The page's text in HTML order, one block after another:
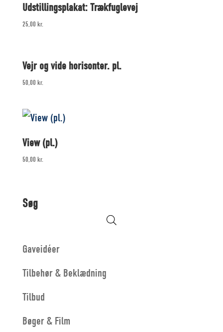
Udstillingsplakat: Trækfuglevej
25,00 kr.
Vejr og vide horisonter. pl.
50,00 kr.
View (pl.)
50,00 kr.
Søg
Gaveidéer
Tilbehør & Beklædning
Tilbud
Bøger & Film